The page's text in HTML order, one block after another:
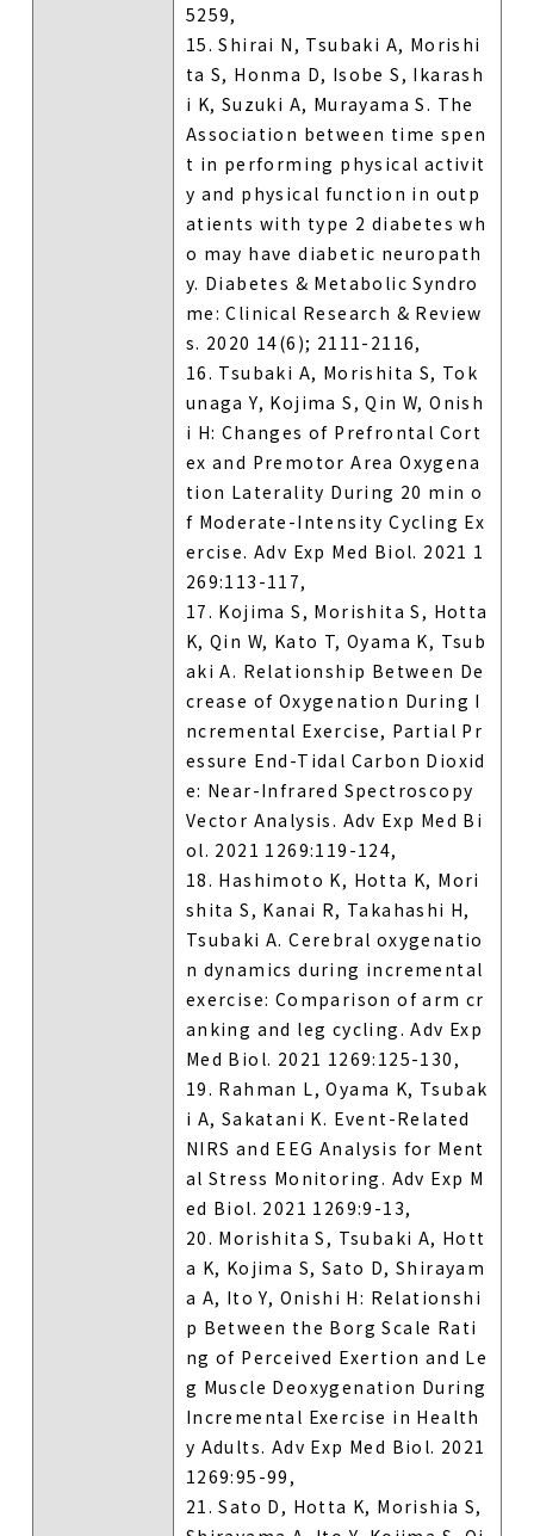
5259,
15. Shirai N, Tsubaki A, Morishi
ta S, Honma D, Isobe S, Ikarash
i K, Suzuki A, Murayama S. The
Association between time spen
t in performing physical activit
y and physical function in outp
atients with type 2 diabetes wh
o may have diabetic neuropath
y. Diabetes & Metabolic Syndro
me: Clinical Research & Review
s. 2020 14(6); 2111-2116,
16. Tsubaki A, Morishita S, Tok
unaga Y, Kojima S, Qin W, Onish
i H: Changes of Prefrontal Cort
ex and Premotor Area Oxygena
tion Laterality During 20 min o
f Moderate-Intensity Cycling Ex
ercise. Adv Exp Med Biol. 2021 1
269:113-117,
17. Kojima S, Morishita S, Hotta
K, Qin W, Kato T, Oyama K, Tsub
aki A. Relationship Between De
crease of Oxygenation During I
ncremental Exercise, Partial Pr
essure End-Tidal Carbon Dioxid
e: Near-Infrared Spectroscopy
Vector Analysis. Adv Exp Med Bi
ol. 2021 1269:119-124,
18. Hashimoto K, Hotta K, Mori
shita S, Kanai R, Takahashi H,
Tsubaki A. Cerebral oxygenatio
n dynamics during incremental
exercise: Comparison of arm cr
anking and leg cycling. Adv Exp
Med Biol. 2021 1269:125-130,
19. Rahman L, Oyama K, Tsubak
i A, Sakatani K. Event-Related
NIRS and EEG Analysis for Ment
al Stress Monitoring. Adv Exp M
ed Biol. 2021 1269:9-13,
20. Morishita S, Tsubaki A, Hott
a K, Kojima S, Sato D, Shirayam
a A, Ito Y, Onishi H: Relationshi
p Between the Borg Scale Rati
ng of Perceived Exertion and Le
g Muscle Deoxygenation During
Incremental Exercise in Health
y Adults. Adv Exp Med Biol. 2021
1269:95-99,
21. Sato D, Hotta K, Morishia S,